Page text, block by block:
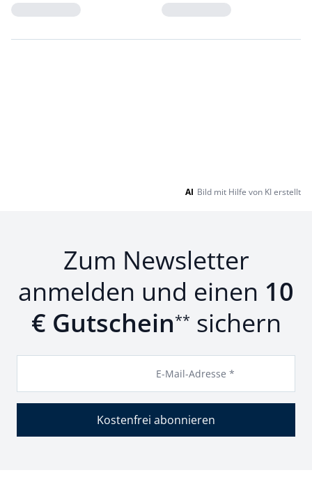
AI Bild mit Hilfe von KI erstellt
Zum Newsletter
anmelden und einen 10
€ Gutschein** sichern
E-Mail-Adresse *
Kostenfrei abonnieren